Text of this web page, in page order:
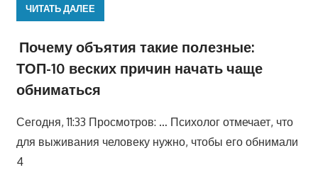
ЧИТАТЬ ДАЛЕЕ
Почему объятия такие полезные:
ТОП-10 веских причин начать чаще
обниматься
Сегодня, 11:33 Просмотров: … Психолог отмечает, что
для выживания человеку нужно, чтобы его обнимали
4